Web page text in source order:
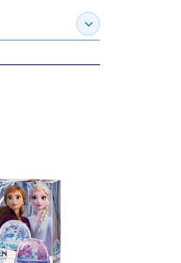
展開訂購須知